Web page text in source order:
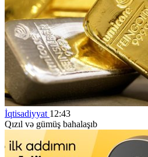
İqtisadiyyat 12:43
Qızıl və gümüş bahalaşıb